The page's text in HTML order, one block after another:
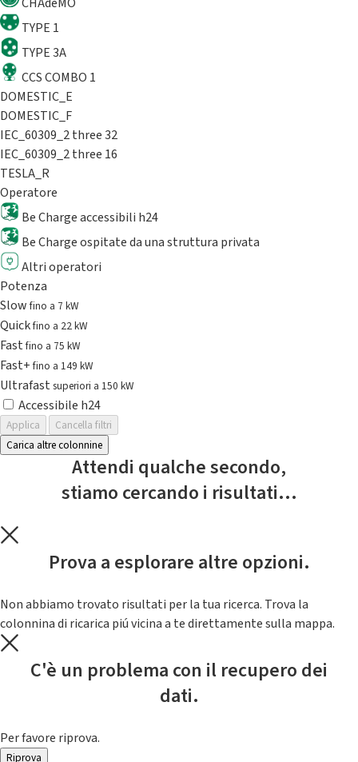
TYPE 1
TYPE 3A
CCS COMBO 1
DOMESTIC_E
DOMESTIC_F
IEC_60309_2 three 32
IEC_60309_2 three 16
TESLA_R
Operatore
Be Charge accessibili h24
Be Charge ospitate da una struttura privata
Altri operatori
Potenza
Slowfino a 7 kW
Quickfino a 22 kW
Fastfino a 75 kW
Fast+fino a 149 kW
Ultrafast superiori a 150 kW
Accessibile h24
Applica
Cancella filtri
Carica altre colonnine
Attendi qualche secondo,
stiamo cercando i risultati...
Prova a esplorare altre opzioni.
Non abbiamo trovato risultati per la tua ricerca. Trova la
colonnina di ricarica piú vicina a te direttamente sulla mappa.
C'è un problema con il recupero dei
dati.
Per favore riprova.
Riprova